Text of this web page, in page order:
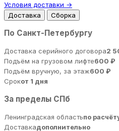
Условия доставки →
Доставка
Сборка
По Санкт-Петербургу
Доставка серийного договора2
Подъём на грузовом лифте600 ₽
Подъём вручную, за этаж600 ₽
Срокот 1 дня
За пределы СПб
Ленинградская областьпо
Доставкадополнительно